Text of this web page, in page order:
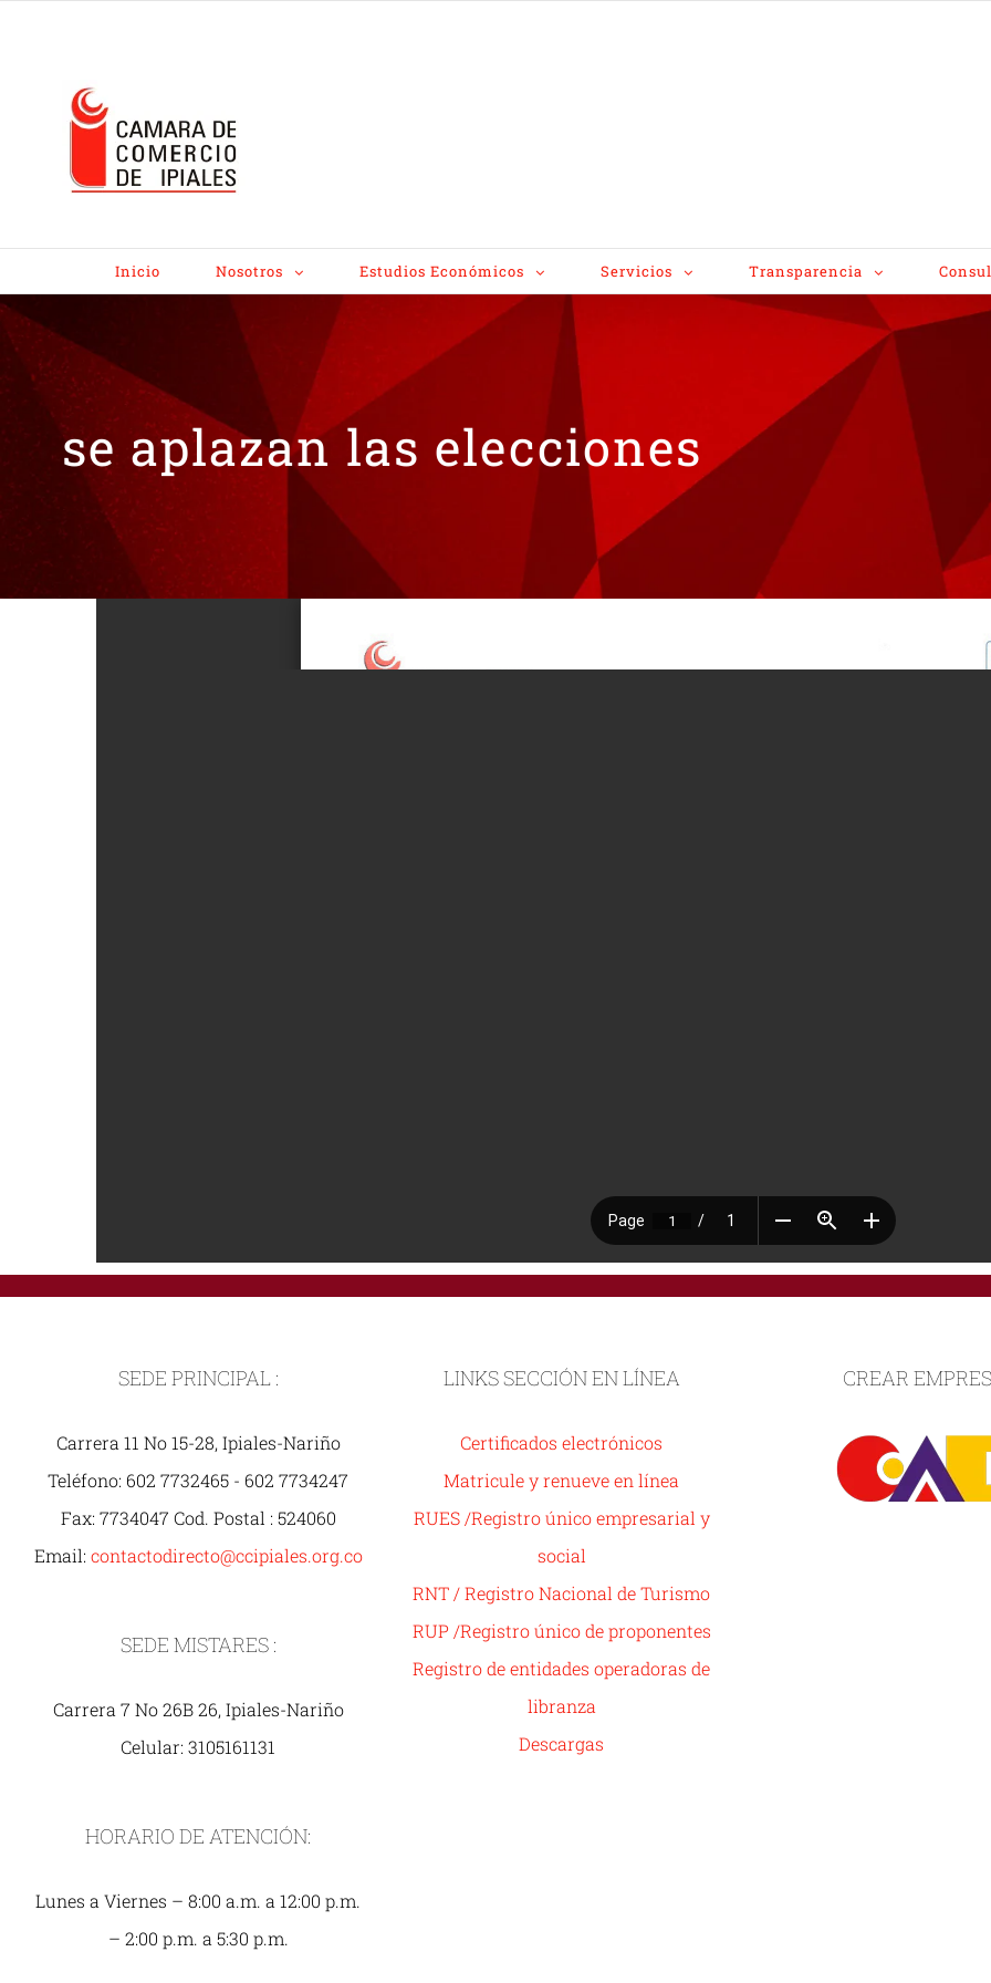
Inicio Nosotros Estudios Económicos Servicios Transparencia
se aplazan las elecciones
SEDE PRINCIPAL :
Carrera 11 No 15-28, Ipiales-Nariño
Teléfono: 602 7732465 - 602 7734247
Fax: 7734047 Cod. Postal : 524060
Email: contactodirecto@ccipiales.org.co
SEDE MISTARES :
Carrera 7 No 26B 26, Ipiales-Nariño
Celular: 3105161131
HORARIO DE ATENCIÓN:
Lunes a Viernes – 8:00 a.m. a 12:00 p.m.
– 2:00 p.m. a 5:30 p.m.
LINKS SECCIÓN EN LÍNEA
Certificados electrónicos
Matricule y renueve en línea
RUES /Registro único empresarial y
social
RNT / Registro Nacional de Turismo
RUP /Registro único de proponentes
Registro de entidades operadoras de
libranza
Descargas
CREAR